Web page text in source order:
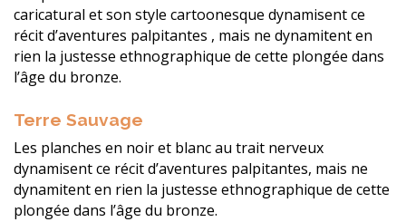
caricatural et son style cartoonesque dynamisent ce
récit d’aventures palpitantes , mais ne dynamitent en
rien la justesse ethnographique de cette plongée dans
l’âge du bronze.
Terre Sauvage
Les planches en noir et blanc au trait nerveux
dynamisent ce récit d’aventures palpitantes, mais ne
dynamitent en rien la justesse ethnographique de cette
plongée dans l’âge du bronze.